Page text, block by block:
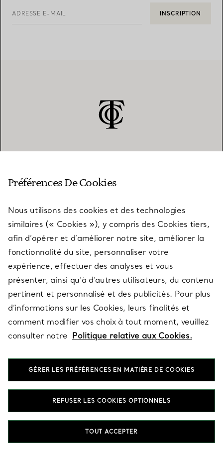
ADRESSE E-MAIL INSCRIPTION
SERVICES
À PROPOS
QUESTIONS LÉGALES
SUIVEZ-NOUS
T&Co. 2026
Préférences De Cookies
Nous utilisons des cookies et des technologies
similaires (« Cookies »), y compris des Cookies tiers,
afin d’opérer et d’améliorer notre site, améliorer la
fonctionnalité du site, personnaliser votre
expérience, effectuer des analyses et vous
présenter, ainsi qu’à d’autres utilisateurs, du contenu
pertinent et personnalisé et des publicités. Pour plus
d’informations sur les Cookies, leurs finalités et
comment modifier vos choix à tout moment, veuillez
consulter notre Politique relative aux Cookies.
GÉRER LES PRÉFÉRENCES EN MATIÈRE DE COOKIES
REFUSER LES COOKIES OPTIONNELS
TOUT ACCEPTER